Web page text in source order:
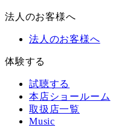
法人のお客様へ
法人のお客様へ
体験する
試聴する
本店ショールーム
取扱店一覧
Music